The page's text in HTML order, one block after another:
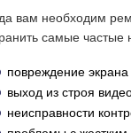
вам необходим
самые частые
повреждение
выход из строя
неисправности